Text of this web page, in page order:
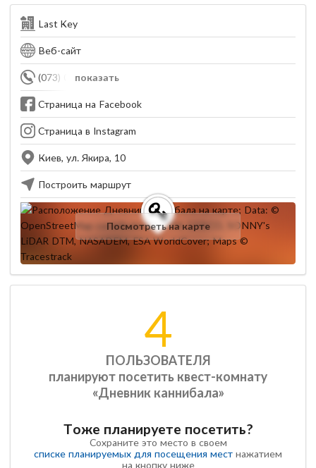
Last Key
Веб-сайт
показать
(073) 037-13-18
Страница на Facebook
Страница в Instagram
Киев, ул. Якира, 10
Построить маршрут
Посмотреть на карте
4
ПОЛЬЗОВАТЕЛЯ
планируют посетить квест-комнату
«Дневник каннибала»
Тоже планируете посетить?
Сохраните это место в своем
списке планируемых для посещения мест нажатием
на кнопку ниже